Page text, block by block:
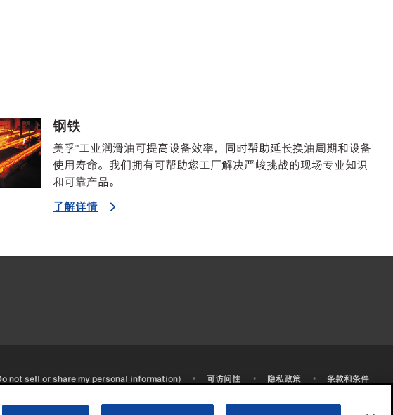
钢铁
美孚™工业润滑油可提高设备效率，同时帮助延长换油周期和设备
使用寿命。我们拥有可帮助您工厂解决严峻挑战的现场专业知识
和可靠产品。
了解详情
not sell or share my personal information) • 可访问性 • 隐私政策 •
条款和条件